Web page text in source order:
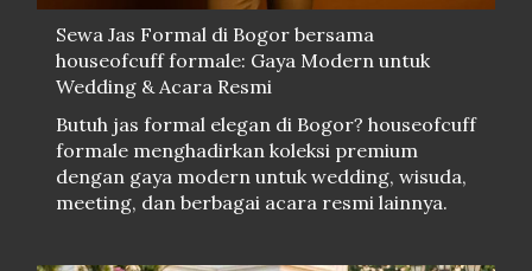
Sewa Jas Formal di Bogor bersama
houseofcuff formale: Gaya Modern untuk
Wedding & Acara Resmi
Butuh jas formal elegan di Bogor? houseofcuff
formale menghadirkan koleksi premium
dengan gaya modern untuk wedding, wisuda,
meeting, dan berbagai acara resmi lainnya.